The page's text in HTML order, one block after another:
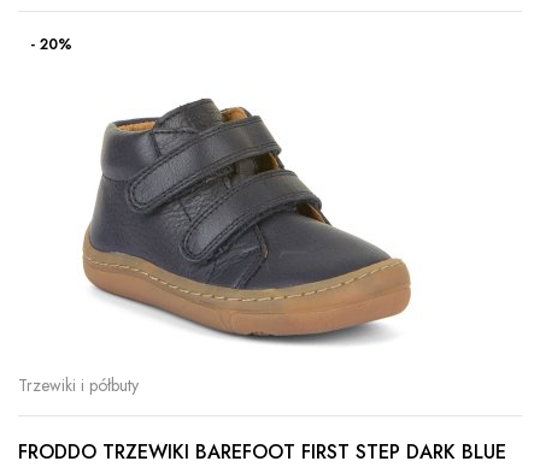
- 20%
Trzewiki i półbuty
FRODDO TRZEWIKI BAREFOOT FIRST STEP DARK BLUE